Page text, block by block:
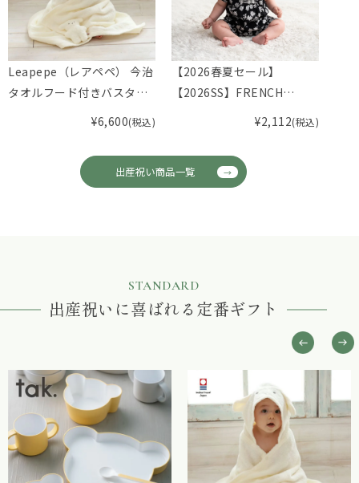
Leapepe（レアペペ） 今治
タオルフード付きバスタオ
¥6,600(税込)
【2026春夏セール】
【2026SS】FRENCH
グ）スモッキングカバーオ
ール F
¥2,112(税込)
出産祝い商品一覧
STANDARD
出産祝いに喜ばれる定番ギフト